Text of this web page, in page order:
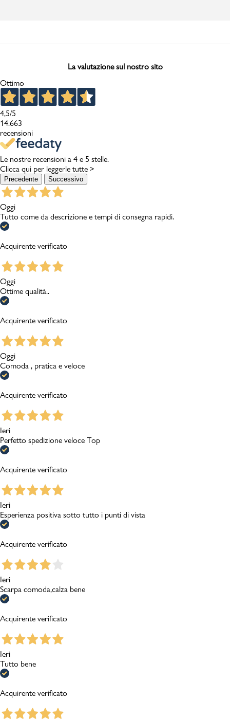
La valutazione sul nostro sito
Ottimo
4,5/5
14.663
recensioni
Le nostre recensioni a 4 e 5 stelle.
Clicca qui per leggerle tutte >
Precedente Successivo
Oggi
Tutto come da descrizione e tempi di consegna rapidi.
Acquirente verificato
Oggi
Ottime qualità..
Acquirente verificato
Oggi
Comoda , pratica e veloce
Acquirente verificato
Ieri
Perfetto spedizione veloce Top
Acquirente verificato
Ieri
Esperienza positiva sotto tutto i punti di vista
Acquirente verificato
Ieri
Scarpa comoda,calza bene
Acquirente verificato
Ieri
Tutto bene
Acquirente verificato